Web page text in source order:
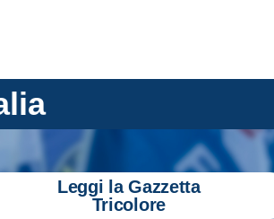
Leggi la Gazzetta
Tricolore